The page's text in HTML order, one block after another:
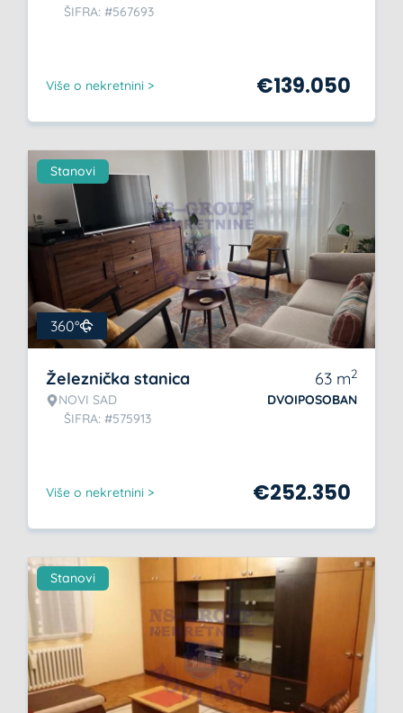
ŠIFRA: #567693
Više o nekretnini > €139.050
Stanovi
360°
Železnička stanica
NOVI SAD
ŠIFRA: #575913
63 m2
DVOIPOSOBAN
Više o nekretnini > €252.350
Stanovi